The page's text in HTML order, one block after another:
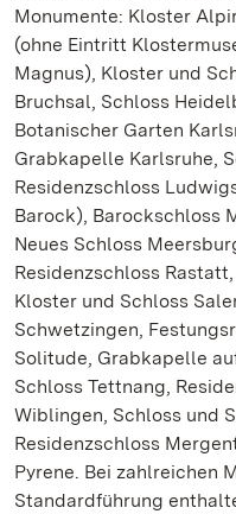
Monumente: Kloster
(ohne Eintritt
Magnus), Kloster und
Bruchsal, Schloss
Botanischer Garten
Grabkapelle Karlsruhe,
Residenzschloss
Barock), Barockschloss
Neues Schloss
Residenzschloss
Kloster und Schloss
Schwetzingen,
Solitude, Grabkapelle
Schloss Tettnang,
Wiblingen, Schloss und
Residenzschloss
Pyrene. Bei zahlreichen
Standardführung